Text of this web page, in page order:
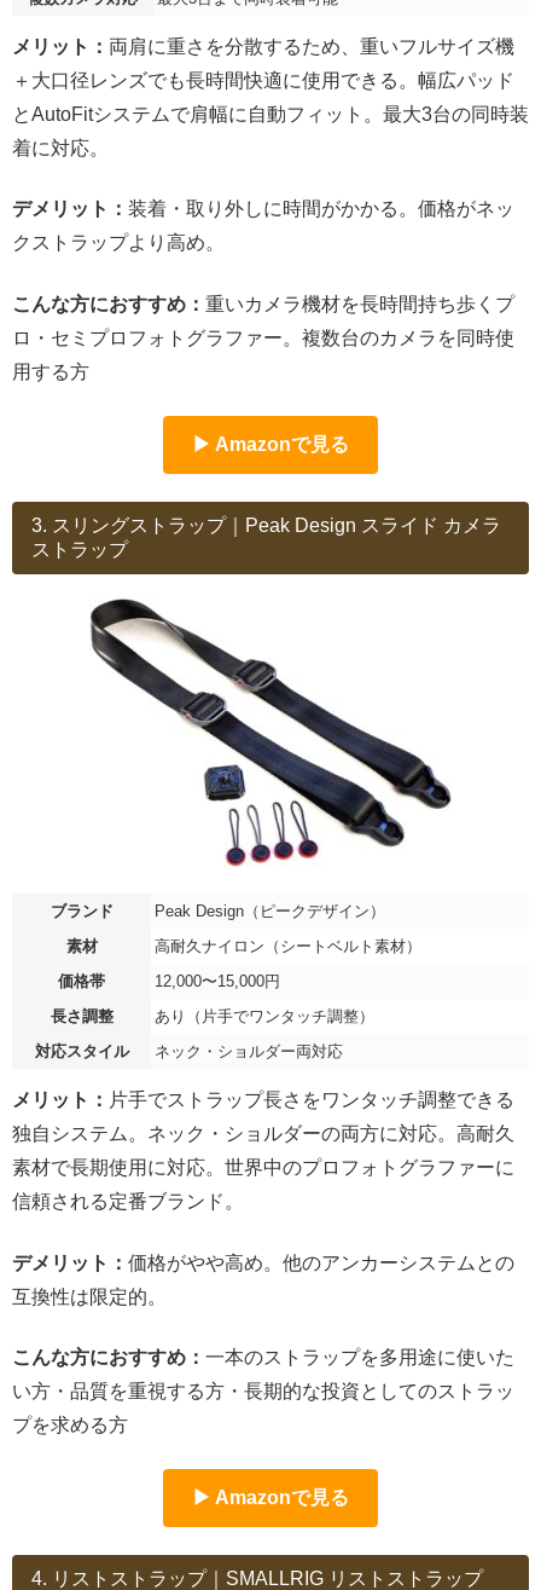
メリット： 両肩に重さを分散するため、重いフルサイズ機
＋大口径レンズでも長時間快適に使用できる。幅広パッド
とAutoFitシステムで肩幅に自動フィット。最大3台の同時装
着に対応。
デメリット： 装着・取り外しに時間がかかる。価格がネッ
クストラップより高め。
こんな方におすすめ： 重いカメラ機材を長時間持ち歩くプ
ロ・セミプロフォトグラファー。複数台のカメラを同時使
用する方
▶ Amazonで見る
3. スリングストラップ｜Peak Design スライド カメラ
ストラップ
ブランド
Peak Design（ピークデザイン）
素材
高耐久ナイロン（シートベルト素材）
価格帯
12,000〜15,000円
長さ調整
あり（片手でワンタッチ調整）
対応スタイル
ネック・ショルダー両対応
メリット： 片手でストラップ長さをワンタッチ調整できる
独自システム。ネック・ショルダーの両方に対応。高耐久
素材で長期使用に対応。世界中のプロフォトグラファーに
信頼される定番ブランド。
デメリット： 価格がやや高め。他のアンカーシステムとの
互換性は限定的。
こんな方におすすめ： 一本のストラップを多用途に使いた
い方・品質を重視する方・長期的な投資としてのストラッ
プを求める方
▶ Amazonで見る
4. リストストラップ｜SMALLRIG リストストラップ